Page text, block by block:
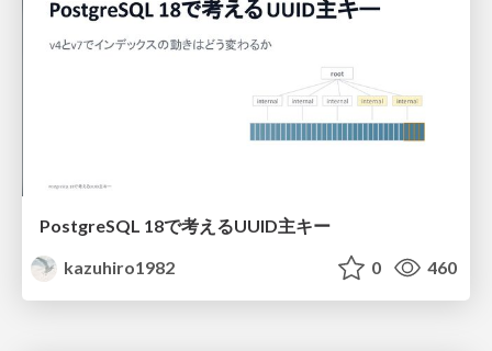
PostgreSQL 18で考えるUUID主キー
kazuhiro1982
0 460